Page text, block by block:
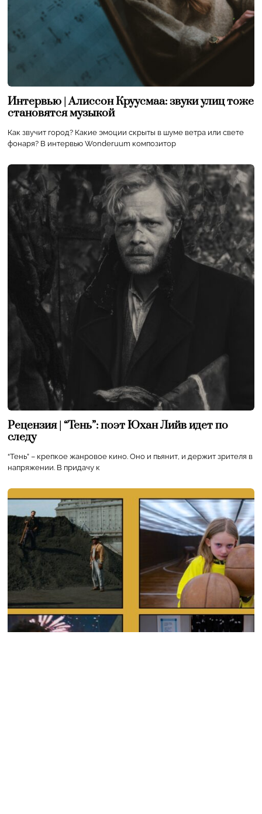
Интервью | Алиссон Круусмаа: звуки улиц тоже
становятся музыкой
Как звучит город? Какие эмоции скрыты в шуме ветра или свете
фонаря? В интервью Wonderuum композитор
Рецензия | “Тень”: поэт Юхан Лийв идет по
следу
“Тень” – крепкое жанровое кино. Оно и пьянит, и держит зрителя в
напряжении. В придачу к